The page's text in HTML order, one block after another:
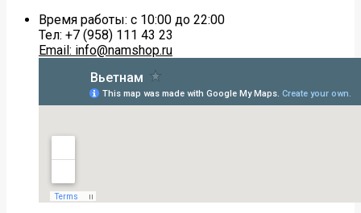
Время работы: с 10:00 до 22:00
Тел: +7 (958) 111 43 23
Email: info@namshop.ru